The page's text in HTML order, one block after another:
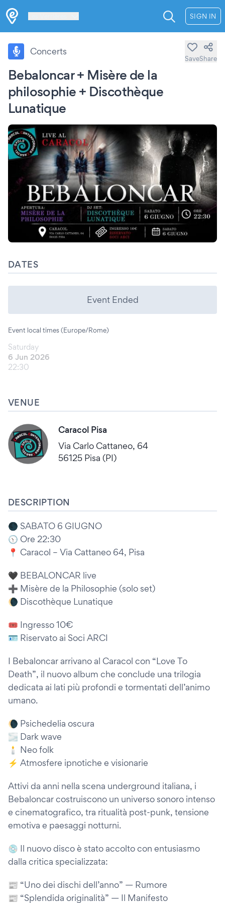
SIGN IN
Bebaloncar + Misère de la
philosophie + Discothèque
Lunatique
Concerts
SaveShare
DATES
Event Ended
Event local times (Europe/Rome)
Saturday
6 Jun 2026
22:30
VENUE
Caracol Pisa
Via Carlo Cattaneo, 64
56125 Pisa (PI)
DESCRIPTION
🌑 SABATO 6 GIUGNO
🕥 Ore 22:30
📍 Caracol – Via Cattaneo 64, Pisa
🖤 BEBALONCAR live
➕ Misère de la Philosophie (solo set)
🌘 Discothèque Lunatique
🎟️ Ingresso 10€
🪪 Riservato ai Soci ARCI
I Bebaloncar arrivano al Caracol con “Love To
Death”, il nuovo album che conclude una trilogia
dedicata ai lati più profondi e tormentati dell’animo
umano.
🌘 Psichedelia oscura
🌫️ Dark wave
🕯️ Neo folk
⚡ Atmosfere ipnotiche e visionarie
Attivi da anni nella scena underground italiana, i
Bebaloncar costruiscono un universo sonoro intenso
e cinematografico, tra ritualità post-punk, tensione
emotiva e paesaggi notturni.
💿 Il nuovo disco è stato accolto con entusiasmo
dalla critica specializzata:
📰 “Uno dei dischi dell’anno” — Rumore
📰 “Splendida originalità” — Il Manifesto